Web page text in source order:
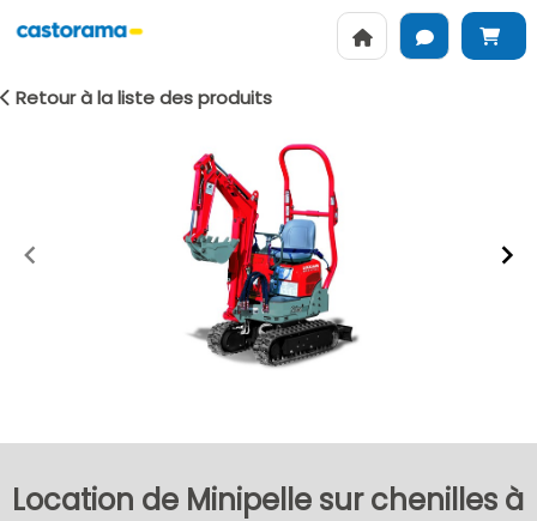
Retour à la liste des produits
Location de Minipelle sur chenilles à